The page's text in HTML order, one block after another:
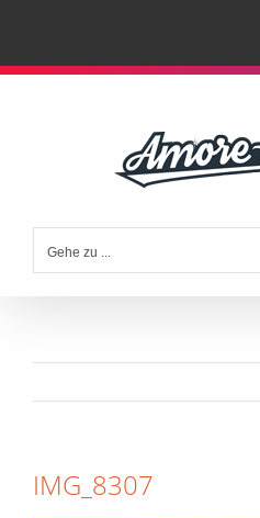
Zum
Gehe zu ...
IMG_8307